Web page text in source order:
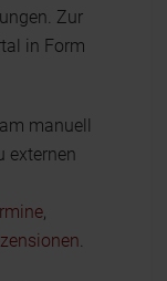
Zur
in Form
manuell
externen
,
.